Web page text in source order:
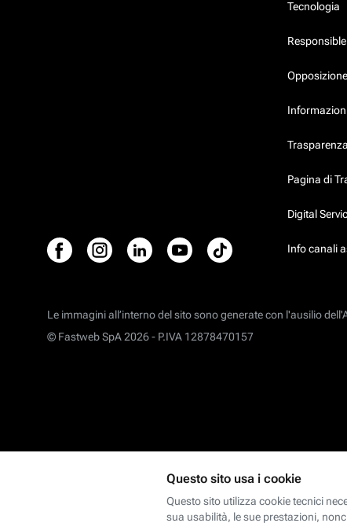
Tecnologia
Pagina di
Digital
Info canali
Le immagini all’interno del sito sono generate con l'ausilio
© Fastweb SpA 2026 - P.IVA 12878470157